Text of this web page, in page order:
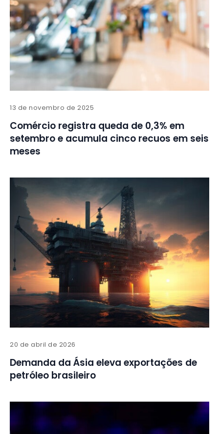
13 de novembro de 2025
Comércio registra queda de 0,3% em
setembro e acumula cinco recuos em seis
meses
20 de abril de 2026
Demanda da Ásia eleva exportações de
petróleo brasileiro